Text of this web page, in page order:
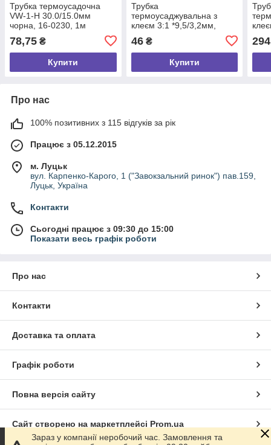
Трубка термоусадочна
VW-1-H 30.0/15.0мм
чорна, 16-0230, 1м
78,75 ₴
Купити
Трубка
термоусаджувальна з
клеєм 3:1 *9,5/3,2мм,
46₴
Купити
Про нас
100% позитивних з 115 відгуків за рік
Працює з 05.12.2015
м. Луцьк
вул. Карпенко-Карого, 1 ("Завокзальний ринок") пав.159,
Луцьк, Україна
Контакти
Сьогодні працює з 09:30 до 15:00
Показати весь графік роботи
Про нас
Контакти
Доставка та оплата
Графік роботи
Повна версія сайту
Сайт створено на маркетплейсі Prom.ua
Зараз у компанії неробочий час. Замовлення та